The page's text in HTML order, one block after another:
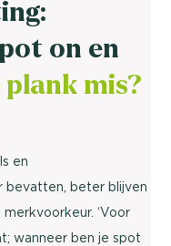
on en
mis?
en
bevatten, beter blijven
‘Voor
wanneer ben je spot